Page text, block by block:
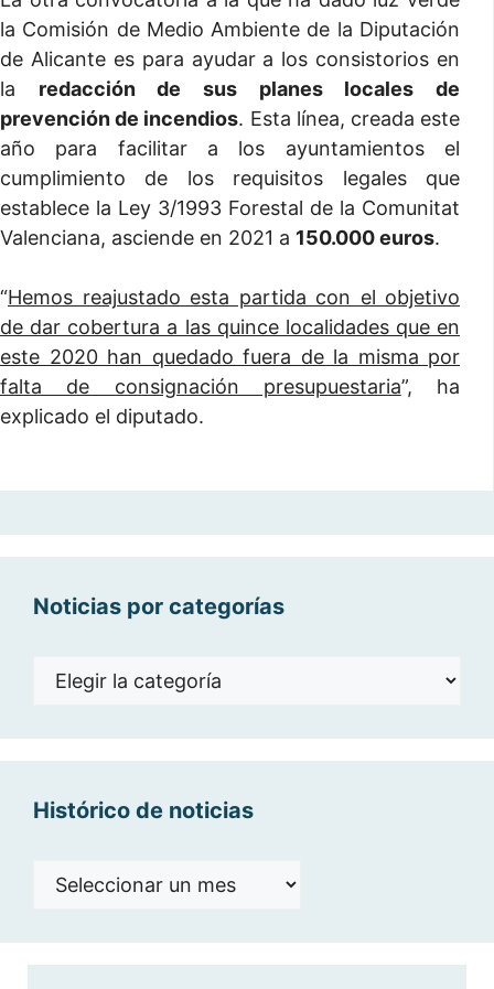
la Comisión de Medio Ambiente de la Diputación
de Alicante es para ayudar a los consistorios en
la redacción de sus planes locales de
prevención de incendios. Esta línea, creada este
año para facilitar a los ayuntamientos el
cumplimiento de los requisitos legales que
establece la Ley 3/1993 Forestal de la Comunitat
Valenciana, asciende en 2021 a 150.000 euros.
“Hemos reajustado esta partida con el objetivo
de dar cobertura a las quince localidades que en
este 2020 han quedado fuera de la misma por
falta de consignación presupuestaria”, ha
explicado el diputado.
Noticias por categorías
Noticias
Histórico de noticias
Histórico